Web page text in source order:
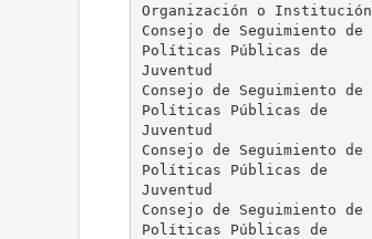
Organización o Institución
Consejo de Seguimiento de
Políticas Públicas de
Juventud
Consejo de Seguimiento de
Políticas Públicas de
Juventud
Consejo de Seguimiento de
Políticas Públicas de
Juventud
Consejo de Seguimiento de
Políticas Públicas de